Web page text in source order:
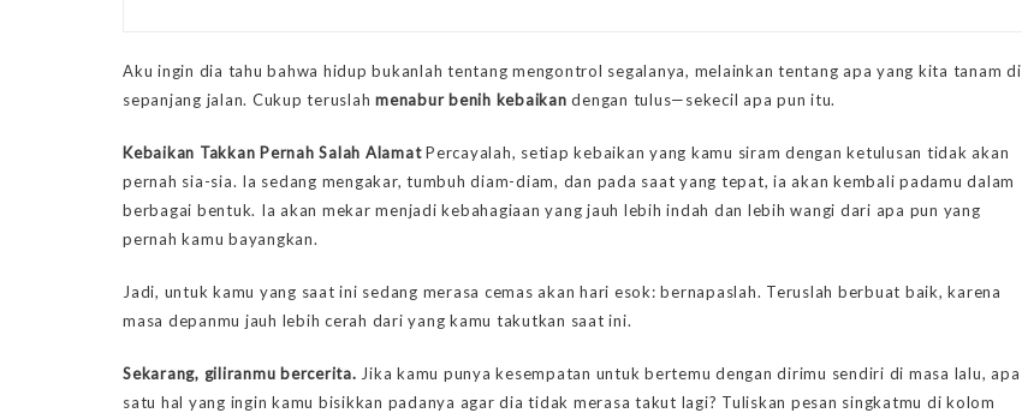
Aku ingin dia tahu bahwa hidup bukanlah tentang mengontrol segalanya, melainkan tentang apa yang kita tanam di
sepanjang jalan. Cukup teruslah menabur benih kebaikan dengan tulus—sekecil apa pun itu.
Kebaikan Takkan Pernah Salah AlamatPercayalah, setiap kebaikan yang kamu siram dengan ketulusan tidak akan
pernah sia-sia. Ia sedang mengakar, tumbuh diam-diam, dan pada saat yang tepat, ia akan kembali padamu dalam
berbagai bentuk. Ia akan mekar menjadi kebahagiaan yang jauh lebih indah dan lebih wangi dari apa pun yang
pernah kamu bayangkan.
Jadi, untuk kamu yang saat ini sedang merasa cemas akan hari esok: bernapaslah. Teruslah berbuat baik, karena
masa depanmu jauh lebih cerah dari yang kamu takutkan saat ini.
Sekarang, giliranmu bercerita. Jika kamu punya kesempatan untuk bertemu dengan dirimu sendiri di masa lalu, apa
satu hal yang ingin kamu bisikkan padanya agar dia tidak merasa takut lagi? Tuliskan pesan singkatmu di kolom